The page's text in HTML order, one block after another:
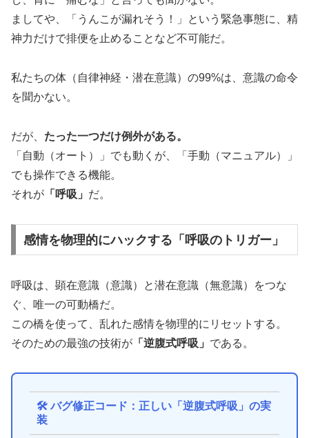
ましてや、「うんこが漏れそう！」という緊急事態に、精
神力だけで排便を止めることなど不可能だ。
私たちの体（自律神経・潜在意識）の99%は、意識の命令
を聞かない。
だが、 たった一つだけ例外がある。
「自動（オート）」でも動くが、「手動（マニュアル）」
でも操作できる機能。
それが 「呼吸」 だ。
感情を物理的にハックする「呼吸のトリガー」
呼吸は、顕在意識（意識）と潜在意識（無意識）をつな
ぐ、唯一の可動橋だ。
この橋を使って、乱れた感情を物理的にリセットする。
そのための最強の技術が 「逆腹式呼吸」 である。
🛠 バグ修正コード：正しい「逆腹式呼吸」の実
装